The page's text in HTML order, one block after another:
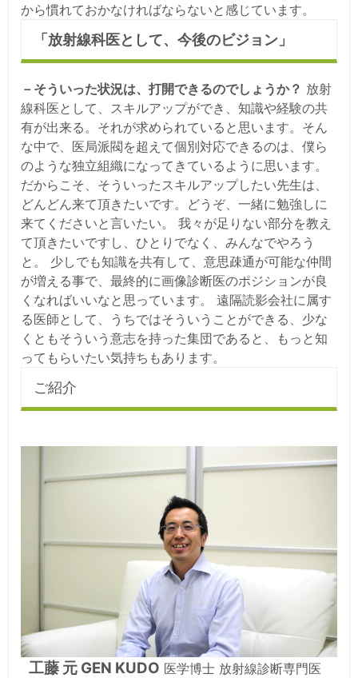
から慣れておかなければならないと感じています。
「放射線科医として、今後のビジョン」
－そういった状況は、打開できるのでしょうか？ 放射
線科医として、スキルアップができ、知識や経験の共
有が出来る。それが求められていると思います。そん
な中で、医局派閥を超えて個別対応できるのは、僕ら
のような独立組織になってきているように思います。
だからこそ、そういったスキルアップしたい先生は、
どんどん来て頂きたいです。どうぞ、一緒に勉強しに
来てくださいと言いたい。 我々が足りない部分を教え
て頂きたいですし、ひとりでなく、みんなでやろう
と。 少しでも知識を共有して、意思疎通が可能な仲間
が増える事で、最終的に画像診断医のポジションが良
くなればいいなと思っています。 遠隔読影会社に属す
る医師として、うちではそういうことができる、少な
くともそういう意志を持った集団であると、もっと知
ってもらいたい気持ちもあります。
ご紹介
工藤 元 GEN KUDO 医学博士 放射線診断専門医